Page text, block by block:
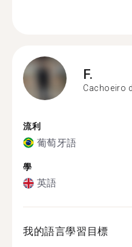
F.
Cachoeiro
流利
葡萄牙語
學
英語
我的語言學習目標